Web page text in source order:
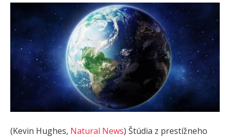
(Kevin Hughes, Natural News) Štúdia z prestížneho